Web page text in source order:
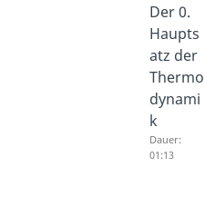
Der 0.
Haupts
atz der
Thermo
dynami
k
Dauer:
01:13